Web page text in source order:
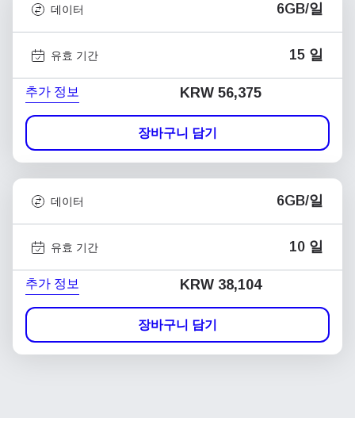
데이터 6GB/일
유효 기간 15 일
추가 정보 KRW 56,375
장바구니 담기
데이터 6GB/일
유효 기간 10 일
추가 정보 KRW 38,104
장바구니 담기